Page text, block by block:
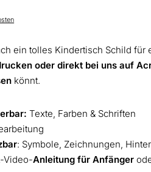
ein tolles Kindertisch Schild für
oder direkt bei uns auf
könnt.
Texte, Farben & Schriften
: Symbole, Zeichnungen,
Video-Anleitung für Anfänger